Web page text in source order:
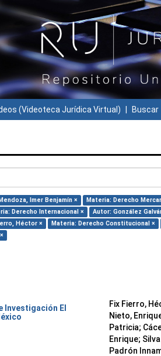
(Videoteca Jurídica Virtual) Buscar
Imer Benjamín × Materia: Derecho
Derecho Internacional × Autor: González
Héctor × Materia: Derecho Constitucional ×
Investigación El
Fix Fierro,
Nieto,
Patricia;
Enrique;
Padrón